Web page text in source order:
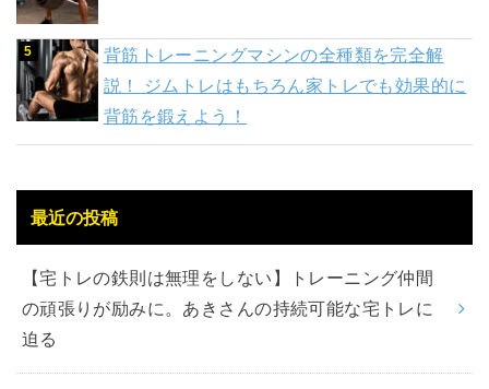
背筋トレーニングマシンの全種類を完全解
説！ ジムトレはもちろん家トレでも効果的に
背筋を鍛えよう！
最近の投稿
【宅トレの鉄則は無理をしない】トレーニング仲間
の頑張りが励みに。あきさんの持続可能な宅トレに
迫る